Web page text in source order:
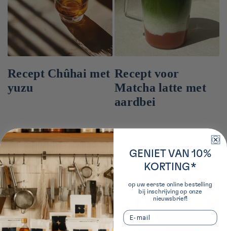
Recept Chûhai met
yuzu
Recept voor
Matcha latte met
aardbei
GENIET VAN 10%
KORTING*
op uw eerste online bestelling
bij inschrijving op onze
nieuwsbrief!
Email